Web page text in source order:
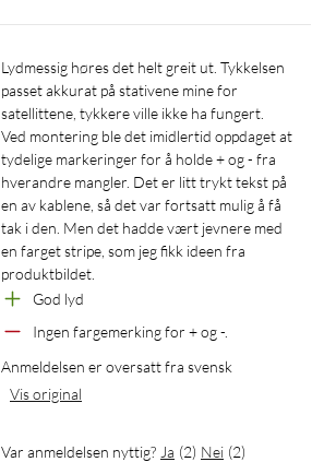
Lydmessig høres det helt greit ut. Tykkelsen
passet akkurat på stativene mine for
satellittene, tykkere ville ikke ha fungert.
Ved montering ble det imidlertid oppdaget at
tydelige markeringer for å holde + og - fra
hverandre mangler. Det er litt trykt tekst på
en av kablene, så det var fortsatt mulig å få
tak i den. Men det hadde vært jevnere med
en farget stripe, som jeg fikk ideen fra
produktbildet.
God lyd
Ingen fargemerking for + og -.
Anmeldelsen er oversatt fra svensk
Vis original
Var anmeldelsen nyttig? Ja (2) Nei (2)